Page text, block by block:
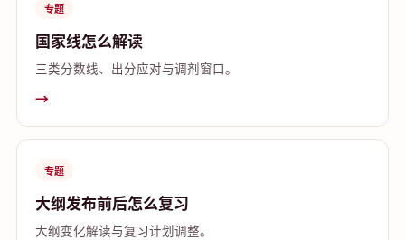
专题
国家线怎么解读
三类分数线、出分应对与调剂窗口。
→
专题
大纲发布前后怎么复习
大纲变化解读与复习计划调整。